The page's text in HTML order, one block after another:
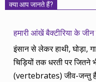
क्या आप जानते हैं?
हमारी आंखें बैक्टीरिया के
इंसान से लेकर हाथी, घोड़ा,
चिड़ियों तक धरती पर
(vertebrates) जीव-जन्तु